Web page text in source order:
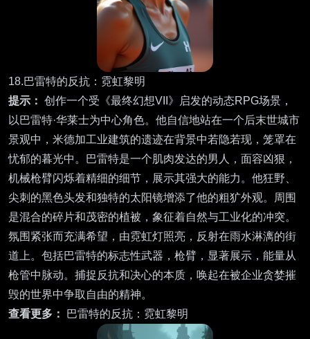
18.巴雷特的反抗：霓虹黎明
提示： 创作一个受《最终幻想VII》启发的动态RPG场景，
以巴雷特·华莱士为中心角色。他自信地站在一个后末世城市
景观中，米德加工业建筑的遗迹在背景中若隐若现，笼罩在
忧郁的暮光中。巴雷特是一个肌肉发达的男人，面容凶狠，
机械枪臂闪烁着精细的细节，展示其强大的能力。他狂野、
尖刺的黑色头发和独特的太阳镜增添了他的粗犷外观。周围
是混合的碎片和茂密的植被，象征着自然与工业化的冲突。
氛围紧张而充满希望，由霓虹灯照亮，反射在雨水淋漓的街
道上。包括巴雷特的标志性武器，枪臂，显著展示，能量从
枪管中脉动。捕捉反抗和决心的本质，唤起在被企业贪婪摧
毁的世界中争取自由的精神。
查看更多：
巴雷特的反抗：霓虹黎明